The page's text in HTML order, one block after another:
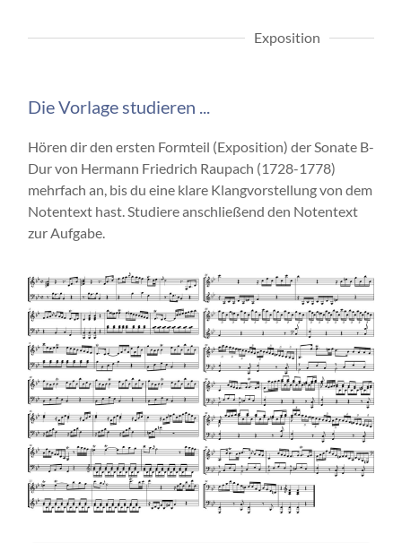
Exposition
Die Vorlage studieren ...
Hören dir den ersten Formteil (Exposition) der Sonate B-
Dur von Hermann Friedrich Raupach (1728-1778)
mehrfach an, bis du eine klare Klangvorstellung von dem
Notentext hast. Studiere anschließend den Notentext
zur Aufgabe.